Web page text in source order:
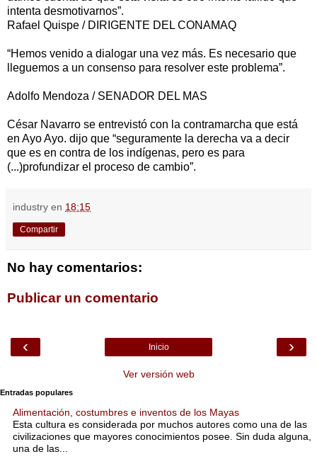
intenta desmotivarnos”.
Rafael Quispe / DIRIGENTE DEL CONAMAQ
“Hemos venido a dialogar una vez más. Es necesario que
lleguemos a un consenso para resolver este problema”.
Adolfo Mendoza / SENADOR DEL MAS
César Navarro se entrevistó con la contramarcha que está
en Ayo Ayo. dijo que “seguramente la derecha va a decir
que es en contra de los indígenas, pero es para
(...)profundizar el proceso de cambio”.
industry en 18:15
Compartir
No hay comentarios:
Publicar un comentario
‹ ›
Inicio
Ver versión web
Entradas populares
Alimentación, costumbres e inventos de los Mayas
Esta cultura es considerada por muchos autores como una de las
civilizaciones que mayores conocimientos posee. Sin duda alguna,
una de las...